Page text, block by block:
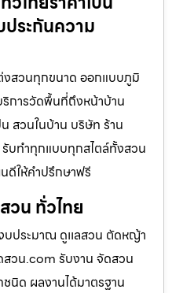
ระกันความ
สวนทุกขนาด ออกแบบภูมิ
การวัดพื้นที่ถึงหน้าบ้าน
สวนในบ้าน บริษัท ร้าน
รับทำทุกแบบทุกสไตล์ทั้งสวน
ดีให้คำปรึกษาฟรี
วน ทั่วไทย
ประมาณ ดูเเลสวน ตัดหญ้า
สวน.com รับงาน จัดสวน
นิด ผลงานได้มาตรฐาน